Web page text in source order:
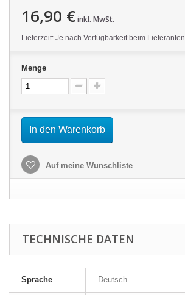
16,90 €inkl. MwSt.
Lieferzeit: Je nach Verfügbarkeit beim Lieferanten
Menge
In den Warenkorb
Auf meine Wunschliste
TECHNISCHE DATEN
Sprache Deutsch